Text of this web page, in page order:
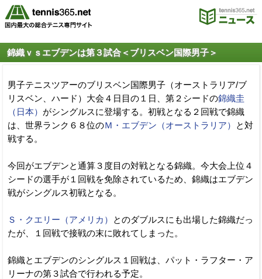
錦織ｖｓエブデンは第３試合＜ブリスベン国際男子＞
男子テニスツアーのブリスベン国際男子（オーストラリア/ブ
リスベン、ハード）大会４日目の１日、第２シードの錦織圭
（日本） がシングルスに登場する。初戦となる２回戦で錦織
は、世界ランク６８位のＭ・エブデン（オーストラリア）
と対
戦する。
今回がエブデンと通算３度目の対戦となる錦織。今大会上位４
シードの選手が１回戦を免除されているため、錦織はエブデン
戦がシングルス初戦となる。
Ｓ・クエリー（アメリカ）
とのダブルスにも出場した錦織だっ
たが、１回戦で接戦の末に敗れてしまった。
錦織とエブデンのシングルス１回戦は、パット・ラフター・ア
リーナの第３試合で行われる予定。